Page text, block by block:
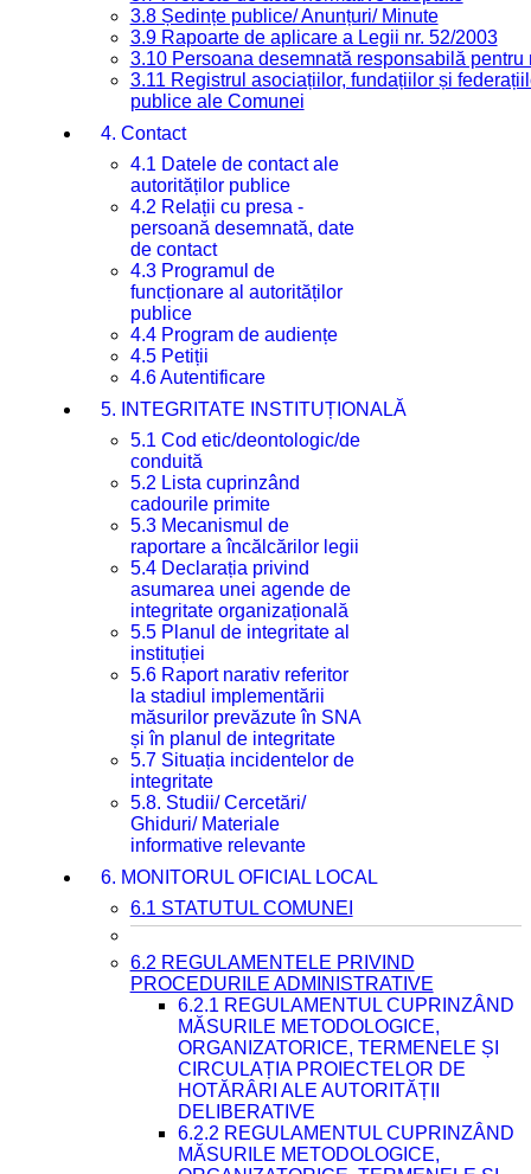
3.8 Ședințe publice/ Anunțuri/ Minute
3.9 Rapoarte de aplicare a Legii nr. 52/2003
3.10 Persoana desemnată responsabilă
3.11 Registrul asociațiilor, fundațiilor și
publice ale Comunei
4. Contact
4.1 Datele de contact ale
autorităților publice
4.2 Relații cu presa -
persoană desemnată, date
de contact
4.3 Programul de
funcționare al autorităților
publice
4.4 Program de audiențe
4.5 Petiții
4.6 Autentificare
5. INTEGRITATE INSTITUȚIONALĂ
5.1 Cod etic/deontologic/de
conduită
5.2 Lista cuprinzând
cadourile primite
5.3 Mecanismul de
raportare a încălcărilor legii
5.4 Declarația privind
asumarea unei agende de
integritate organizațională
5.5 Planul de integritate al
instituției
5.6 Raport narativ referitor
la stadiul implementării
măsurilor prevăzute în SNA
și în planul de integritate
5.7 Situația incidentelor de
integritate
5.8. Studii/ Cercetări/
Ghiduri/ Materiale
informative relevante
6. MONITORUL OFICIAL LOCAL
6.1 STATUTUL COMUNEI
6.2 REGULAMENTELE PRIVIND
PROCEDURILE ADMINISTRATIVE
6.2.1 REGULAMENTUL CUPRINZÂND
MĂSURILE METODOLOGICE,
ORGANIZATORICE, TERMENELE ȘI
CIRCULAȚIA PROIECTELOR DE
HOTĂRÂRI ALE AUTORITĂȚII
DELIBERATIVE
6.2.2 REGULAMENTUL CUPRINZÂND
MĂSURILE METODOLOGICE,